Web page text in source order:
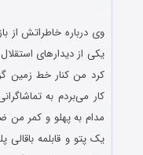
وی درباره خاطراتش از
یکی از دیدارهای
کرد من کنار خط زمین
کار می‌بردم به
مدام به پهلو و کمر من
یک پتو و قابلمه